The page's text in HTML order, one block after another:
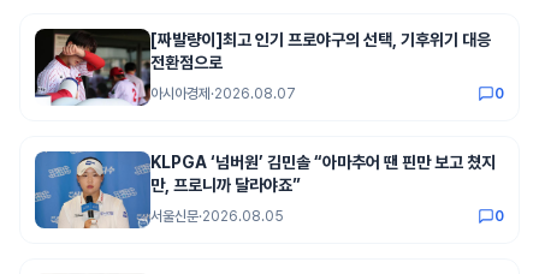
[짜발량이]최고 인기 프로야구의 선택, 기후위기 대응
전환점으로
아시아경제·2026.08.07 0
KLPGA ‘넘버원’ 김민솔 “아마추어 땐 핀만 보고 쳤지
만, 프로니까 달라야죠”
서울신문·2026.08.05 0